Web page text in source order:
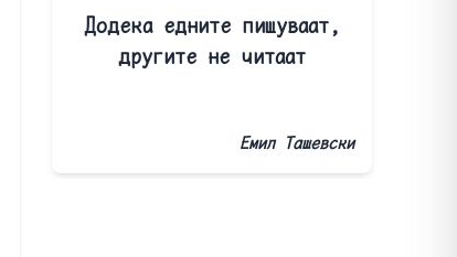
Додека едните пишуваат,
другите не читаат
Емил Ташевски